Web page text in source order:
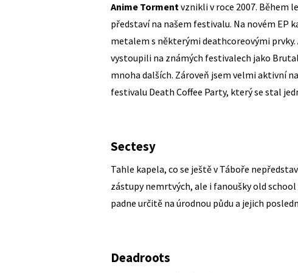
Anime Tormentvznikli v roce 2007. Během
představí na našem festivalu. Na novém EP
metalem s některými deathcoreovými prvky.
vystoupili na známých festivalech jako
mnoha dalších. Zároveň jsem velmi aktivní
festivalu Death Coffee Party, který se stal
Sectesy
Tahle kapela, co se ještě v Táboře
zástupy nemrtvých, ale i fanoušky old
padne určitě na úrodnou půdu a jejich poslední
Deadroots